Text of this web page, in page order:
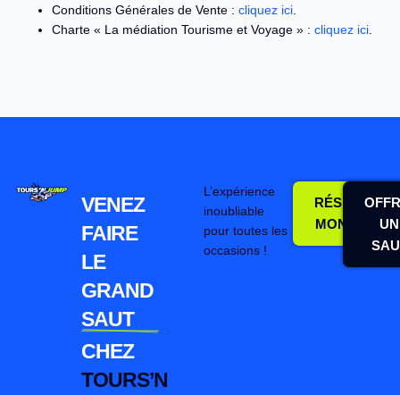
Conditions Générales de Vente : cliquez ici.
Charte « La médiation Tourisme et Voyage » : cliquez ici.
VENEZ
FAIRE
LE
GRAND
SAUT
CHEZ
TOURS’N
L’expérience
inoubliable
pour toutes les
occasions !
RÉSERVER
MON SAUTUN